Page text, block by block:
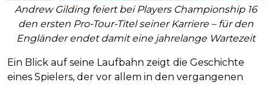
Andrew Gilding feiert bei Players Championship 16
den ersten Pro-Tour-Titel seiner Karriere – für den
Engländer endet damit eine jahrelange Wartezeit
Ein Blick auf seine Laufbahn zeigt die Geschichte
eines Spielers, der vor allem in den vergangenen